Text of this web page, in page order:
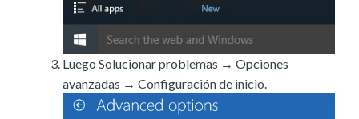
Luego Solucionar problemas → Opciones
avanzadas → Configuración de inicio.